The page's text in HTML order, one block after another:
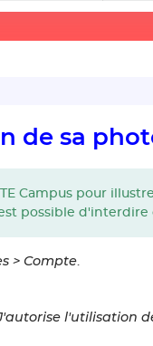
de sa
Campus pour
possible d'interdire
> Compte.
l'utilisation